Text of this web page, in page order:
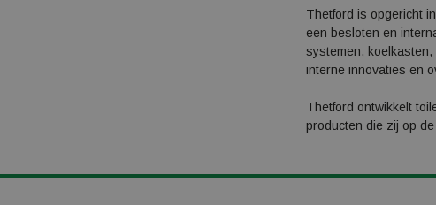
Fischer
Thetford is opgericht
een besloten en
systemen,
interne innovaties en
Thetford ontwikkelt
producten die zij op